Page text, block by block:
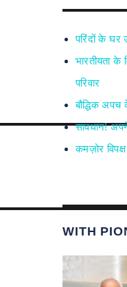
परिंदों के घर
भारतीयता के
परिवार
बौद्धिक
सावधान!
कमज़ोर
WITH